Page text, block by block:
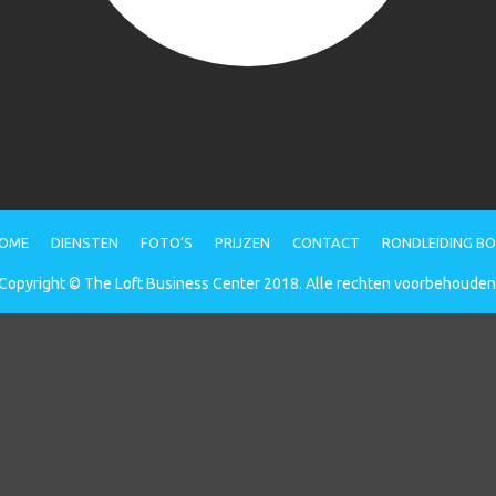
DIENSTEN FOTO’S PRIJZEN CONTACT RONDLEIDING
© The Loft Business Center 2018. Alle rechten